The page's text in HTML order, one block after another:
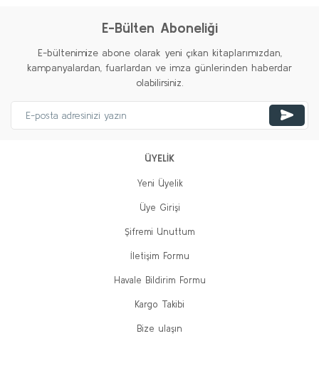
E-Bülten Aboneliği
E-bültenimize abone olarak yeni çıkan kitaplarımızdan,
kampanyalardan, fuarlardan ve imza günlerinden haberdar
olabilirsiniz.
ÜYELİK
Yeni Üyelik
Üye Girişi
Şifremi Unuttum
İletişim Formu
Havale Bildirim Formu
Kargo Takibi
Bize ulaşın